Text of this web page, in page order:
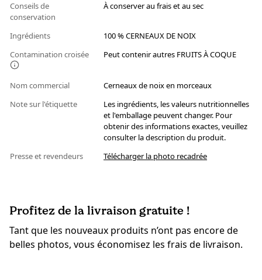
Conseils de
conservation
À conserver au frais et au sec
Ingrédients
100 % CERNEAUX DE NOIX
Contamination croisée
Peut contenir autres FRUITS À COQUE
Nom commercial
Cerneaux de noix en morceaux
Note sur l'étiquette
Les ingrédients, les valeurs nutritionnelles
et l'emballage peuvent changer. Pour
obtenir des informations exactes, veuillez
consulter la description du produit.
Presse et revendeurs
Télécharger la photo recadrée
Profitez de la livraison gratuite !
Tant que les nouveaux produits n’ont pas encore de
belles photos, vous économisez les frais de livraison.